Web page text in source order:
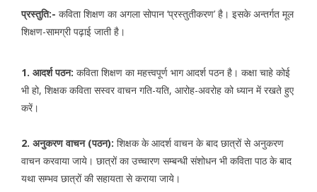
प्रस्तुति:- कविता शिक्षण का अगला सोपान ‘प्रस्तुतीकरण’ है। इसके अन्तर्गत मूल
शिक्षण-सामग्री पढ़ाई जाती है।
1. आदर्श पठन: कविता शिक्षण का महत्त्वपूर्ण भाग आदर्श पठन है। कक्षा चाहे कोई
भी हो, शिक्षक कविता सस्वर वाचन गति-यति, आरोह-अवरोह को ध्यान में रखते हुए
करें।
2. अनुकरण वाचन (पठन): शिक्षक के आदर्श वाचन के बाद छात्रों से अनुकरण
वाचन करवाया जाये। छात्रों का उच्चारण सम्बन्धी संशोधन भी कविता पाठ के बाद
यथा सम्भव छात्रों की सहायता से कराया जाये।